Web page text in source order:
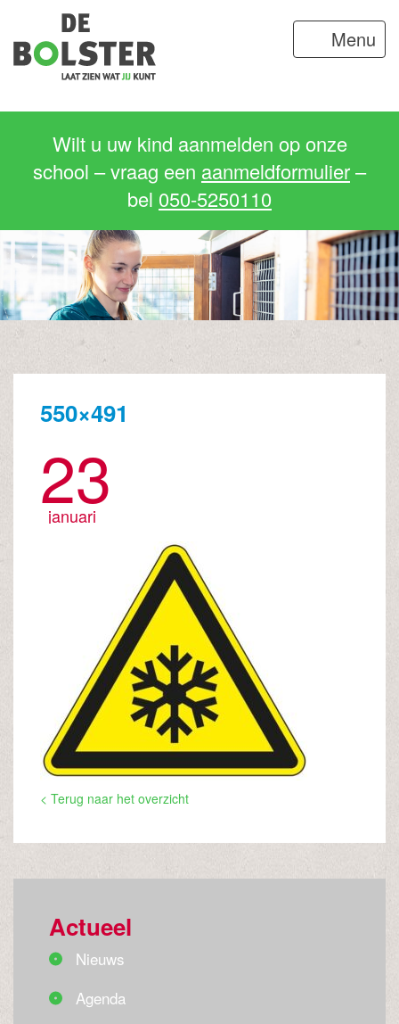
Menu
Wilt u uw kind aanmelden op onze
school – vraag een aanmeldformulier–
bel 050-5250110
550×491
23
januari
< Terug naar het overzicht
Actueel
Nieuws
Agenda